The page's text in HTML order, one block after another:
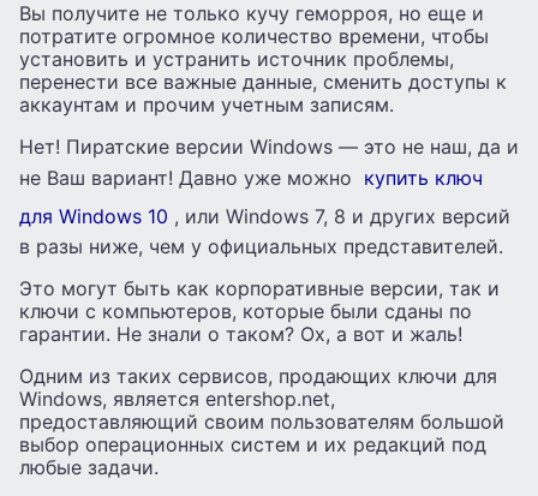
Вы получите не только кучу геморроя, но еще и
потратите огромное количество времени, чтобы
установить и устранить источник проблемы,
перенести все важные данные, сменить доступы к
аккаунтам и прочим учетным записям.
Нет! Пиратские версии Windows — это не наш, да и
не Ваш вариант! Давно уже можно купить ключ
для Windows 10 , или Windows 7, 8 и других версий
в разы ниже, чем у официальных представителей.
Это могут быть как корпоративные версии, так и
ключи с компьютеров, которые были сданы по
гарантии. Не знали о таком? Ох, а вот и жаль!
Одним из таких сервисов, продающих ключи для
Windows, является entershop.net,
предоставляющий своим пользователям большой
выбор операционных систем и их редакций под
любые задачи.